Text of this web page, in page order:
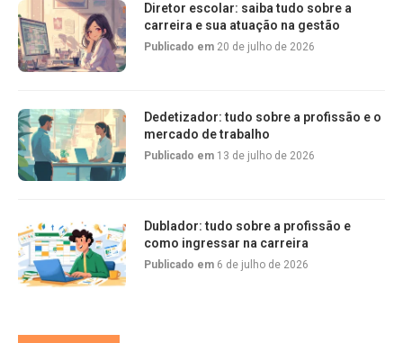
Diretor escolar: saiba tudo sobre a
carreira e sua atuação na gestão
Publicado em 20 de julho de 2026
Dedetizador: tudo sobre a profissão e o
mercado de trabalho
Publicado em 13 de julho de 2026
Dublador: tudo sobre a profissão e
como ingressar na carreira
Publicado em 6 de julho de 2026